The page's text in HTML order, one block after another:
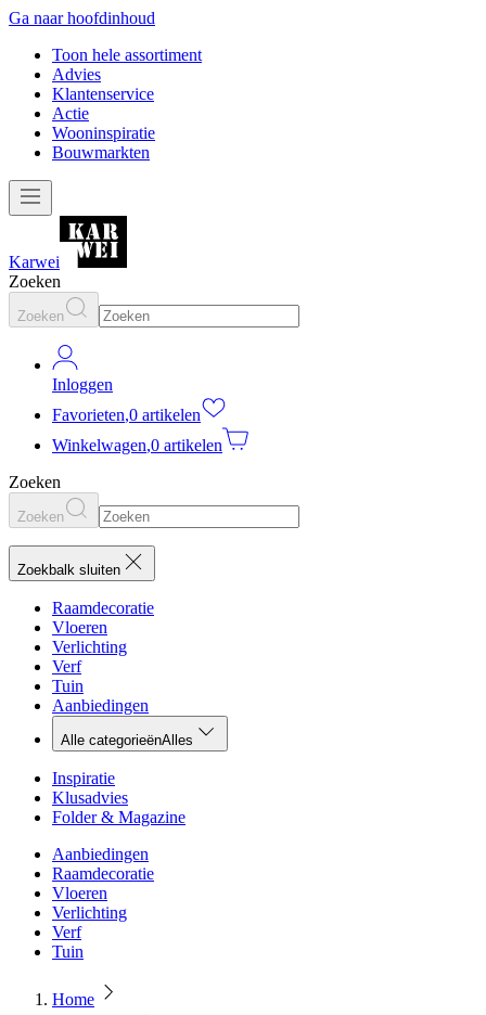
Ga naar hoofdinhoud
Toon hele assortiment
Advies
Klantenservice
Actie
Wooninspiratie
Bouwmarkten
Karwei
Zoeken
Zoeken
Inloggen
Favorieten,0 artikelen
Winkelwagen,0 artikelen
Zoeken
Zoeken
Zoekbalk sluiten
Raamdecoratie
Vloeren
Verlichting
Verf
Tuin
Aanbiedingen
Alle categorieënAlles
Inspiratie
Klusadvies
Folder & Magazine
Aanbiedingen
Raamdecoratie
Vloeren
Verlichting
Verf
Tuin
Home